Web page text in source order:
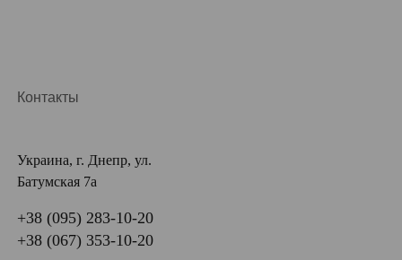
Контакты
Украина, г. Днепр, ул.
Батумская 7а
+38 (095) 283-10-20
+38 (067) 353-10-20